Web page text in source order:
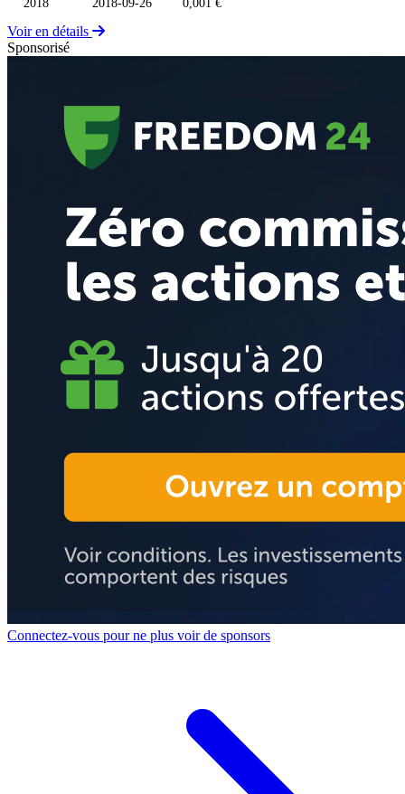
2018 2018-09-26 0,001 €
Voir en détails
Sponsorisé
Connectez-vous pour ne plus voir de sponsors